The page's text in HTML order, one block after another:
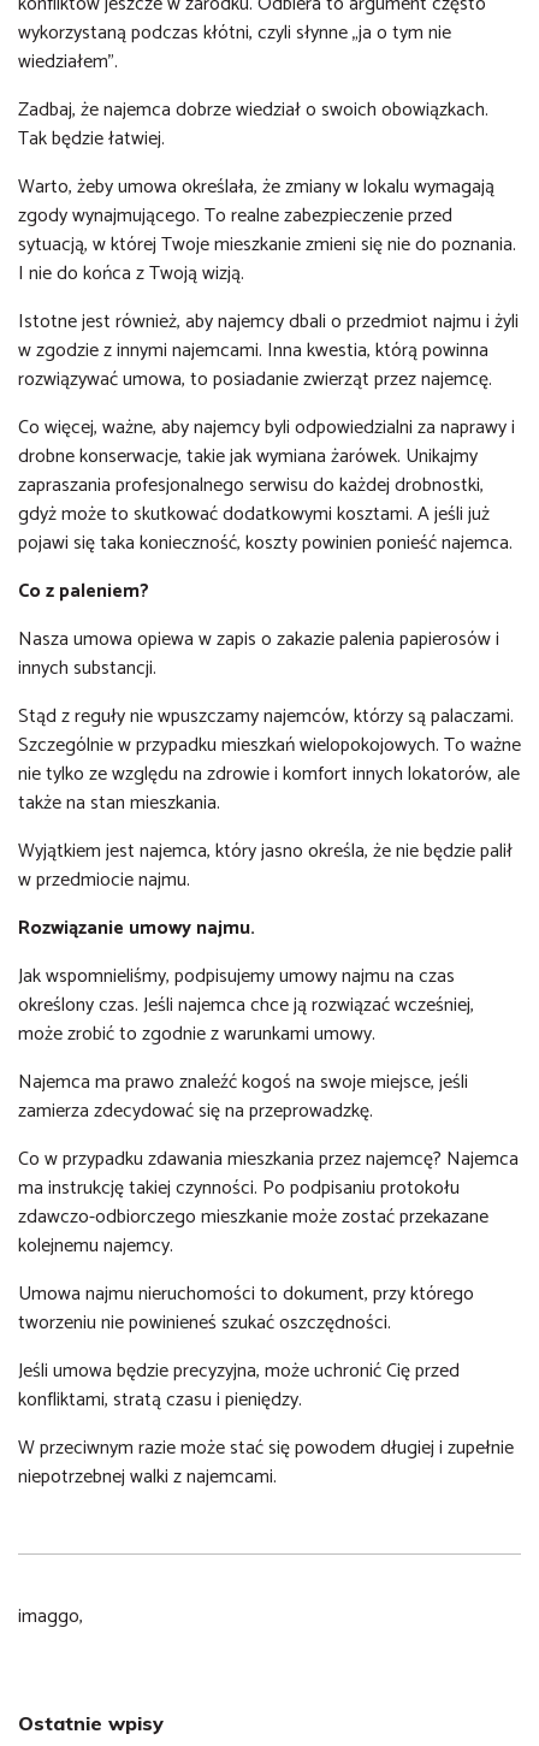
wykorzystaną podczas kłótni, czyli słynne „ja o tym nie
wiedziałem”.
Zadbaj, że najemca dobrze wiedział o swoich obowiązkach.
Tak będzie łatwiej.
Warto, żeby umowa określała, że zmiany w lokalu wymagają
zgody wynajmującego. To realne zabezpieczenie przed
sytuacją, w której Twoje mieszkanie zmieni się nie do poznania.
I nie do końca z Twoją wizją.
Istotne jest również, aby najemcy dbali o przedmiot najmu i żyli
w zgodzie z innymi najemcami. Inna kwestia, którą powinna
rozwiązywać umowa, to posiadanie zwierząt przez najemcę.
Co więcej, ważne, aby najemcy byli odpowiedzialni za naprawy i
drobne konserwacje, takie jak wymiana żarówek. Unikajmy
zapraszania profesjonalnego serwisu do każdej drobnostki,
gdyż może to skutkować dodatkowymi kosztami. A jeśli już
pojawi się taka konieczność, koszty powinien ponieść najemca.
Co z paleniem?
Nasza umowa opiewa w zapis o zakazie palenia papierosów i
innych substancji.
Stąd z reguły nie wpuszczamy najemców, którzy są palaczami.
Szczególnie w przypadku mieszkań wielopokojowych. To ważne
nie tylko ze względu na zdrowie i komfort innych lokatorów, ale
także na stan mieszkania.
Wyjątkiem jest najemca, który jasno określa, że nie będzie palił
w przedmiocie najmu.
Rozwiązanie umowy najmu.
Jak wspomnieliśmy, podpisujemy umowy najmu na czas
określony czas. Jeśli najemca chce ją rozwiązać wcześniej,
może zrobić to zgodnie z warunkami umowy.
Najemca ma prawo znaleźć kogoś na swoje miejsce, jeśli
zamierza zdecydować się na przeprowadzkę.
Co w przypadku zdawania mieszkania przez najemcę? Najemca
ma instrukcję takiej czynności. Po podpisaniu protokołu
zdawczo-odbiorczego mieszkanie może zostać przekazane
kolejnemu najemcy.
Umowa najmu nieruchomości to dokument, przy którego
tworzeniu nie powinieneś szukać oszczędności.
Jeśli umowa będzie precyzyjna, może uchronić Cię przed
konfliktami, stratą czasu i pieniędzy.
W przeciwnym razie może stać się powodem długiej i zupełnie
niepotrzebnej walki z najemcami.
imaggo,
Ostatnie wpisy